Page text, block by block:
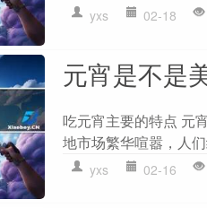
yxs 02-18
元宵是不是
吃元宵主要的特点 元
地市场繁华喧嚣，人
yxs 02-16